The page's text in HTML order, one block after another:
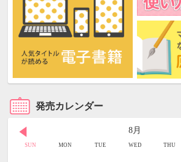
発売カレンダー
8月
SUN MON TUE WED THU